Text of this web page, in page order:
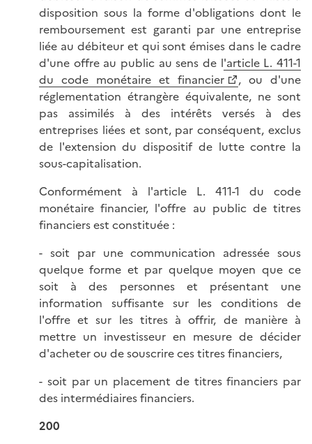
disposition sous la forme d'obligations dont le
remboursement est garanti par une entreprise
liée au débiteur et qui sont émises dans le cadre
d'une offre au public au sens de l'article L. 411-1
du code monétaire et financier
, ou d'une
réglementation étrangère équivalente, ne sont
pas assimilés à des intérêts versés à des
entreprises liées et sont, par conséquent, exclus
de l'extension du dispositif de lutte contre la
sous-capitalisation.
Conformément à l'article L. 411-1 du code
monétaire financier, l'offre au public de titres
financiers est constituée :
- soit par une communication adressée sous
quelque forme et par quelque moyen que ce
soit à des personnes et présentant une
information suffisante sur les conditions de
l'offre et sur les titres à offrir, de manière à
mettre un investisseur en mesure de décider
d'acheter ou de souscrire ces titres financiers,
- soit par un placement de titres financiers par
des intermédiaires financiers.
200